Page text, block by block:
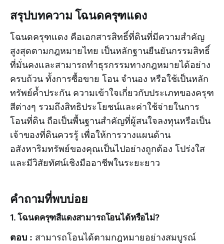
สรุปบทความ โฉนดครุฑแดง
โฉนดครุฑแดง คือเอกสารสิทธิ์ที่ดินที่มีความสำคัญ
สูงสุดตามกฎหมายไทย เป็นหลักฐานยืนยันกรรมสิทธิ์
ที่มั่นคงและสามารถทำธุรกรรมทางกฎหมายได้อย่าง
ครบถ้วน ทั้งการซื้อขาย โอน จำนอง หรือใช้เป็นหลัก
ทรัพย์ค้ำประกัน ความเข้าใจเกี่ยวกับประเภทของครุฑ
สีต่างๆ รวมถึงสิทธิประโยชน์และค่าใช้จ่ายในการ
โอนที่ดิน ถือเป็นพื้นฐานสำคัญที่ผู้สนใจลงทุนหรือเป็น
เจ้าของที่ดินควรรู้ เพื่อให้การวางแผนด้าน
อสังหาริมทรัพย์ของคุณเป็นไปอย่างถูกต้อง โปร่งใส
และมีวิสัยทัศน์เชิงมืออาชีพในระยะยาว
คำถามที่พบบ่อย
1. โฉนดครุฑสีแดงสามารถโอนได้หรือไม่?
ตอบ : สามารถโอนได้ตามกฎหมายอย่างสมบูรณ์